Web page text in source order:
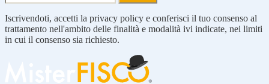
Iscrivendoti, accetti la privacy policy e conferisci il tuo consenso al
trattamento nell'ambito delle finalità e modalità ivi indicate, nei limiti
in cui il consenso sia richiesto.